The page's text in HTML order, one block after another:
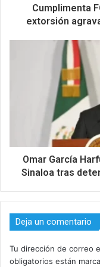
Cumplimenta
extorsión
Omar García
Sinaloa tras
Deja un comentario
Tu dirección de correo
obligatorios están